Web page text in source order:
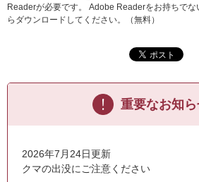
Readerが必要です。
Adobe Readerをお持ちで
らダウンロードしてください。（無料）
重要なお知
2026年7月24日更新
クマの出没にご注意ください